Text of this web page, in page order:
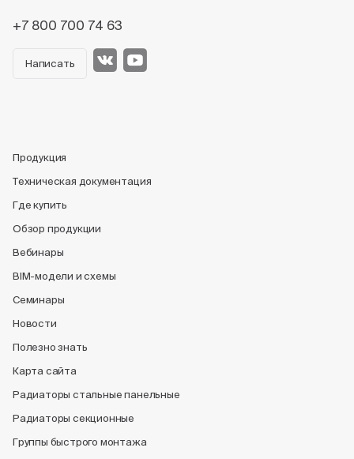
+7 800 700 74 63
Написать
Продукция
Техническая документация
Где купить
Обзор продукции
Вебинары
BIM-модели и схемы
Семинары
Новости
Полезно знать
Карта сайта
Радиаторы стальные панельные
Радиаторы секционные
Группы быстрого монтажа